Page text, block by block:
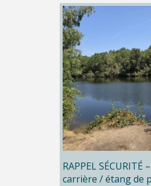
RAPPEL SÉCURITÉ
carrière / étang de